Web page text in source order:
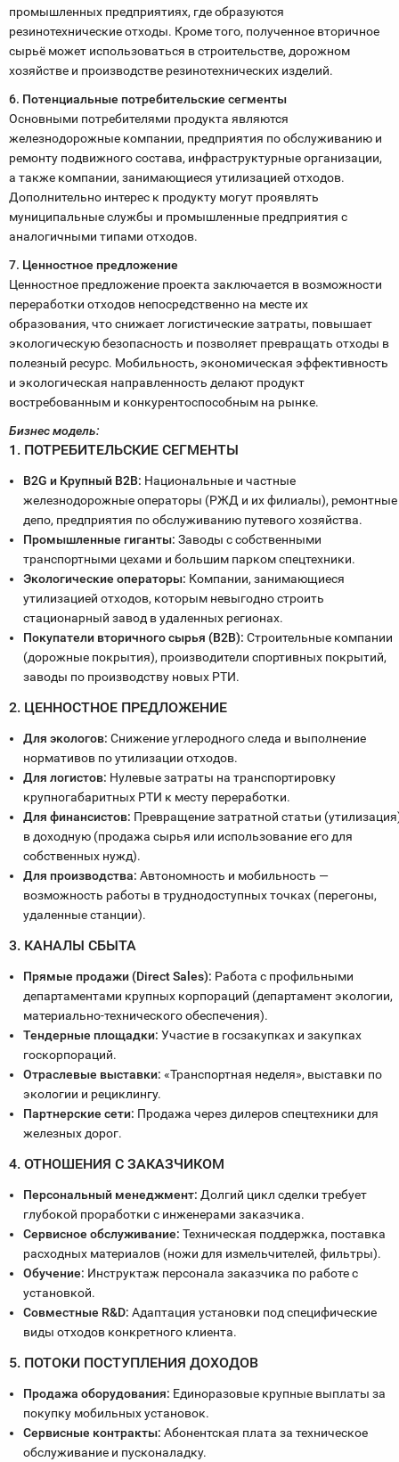
промышленных предприятиях, где образуются
резинотехнические отходы. Кроме того, полученное вторичное
сырьё может использоваться в строительстве, дорожном
хозяйстве и производстве резинотехнических изделий.
6. Потенциальные потребительские сегменты
Основными потребителями продукта являются
железнодорожные компании, предприятия по обслуживанию и
ремонту подвижного состава, инфраструктурные организации,
а также компании, занимающиеся утилизацией отходов.
Дополнительно интерес к продукту могут проявлять
муниципальные службы и промышленные предприятия с
аналогичными типами отходов.
7. Ценностное предложение
Ценностное предложение проекта заключается в возможности
переработки отходов непосредственно на месте их
образования, что снижает логистические затраты, повышает
экологическую безопасность и позволяет превращать отходы в
полезный ресурс. Мобильность, экономическая эффективность
и экологическая направленность делают продукт
востребованным и конкурентоспособным на рынке.
Бизнес модель:
1. ПОТРЕБИТЕЛЬСКИЕ СЕГМЕНТЫ
B2G и Крупный B2B: Национальные и частные
железнодорожные операторы (РЖД и их филиалы), ремонтные
депо, предприятия по обслуживанию путевого хозяйства.
Промышленные гиганты: Заводы с собственными
транспортными цехами и большим парком спецтехники.
Экологические операторы: Компании, занимающиеся
утилизацией отходов, которым невыгодно строить
стационарный завод в удаленных регионах.
Покупатели вторичного сырья (B2B): Строительные компании
(дорожные покрытия), производители спортивных покрытий,
заводы по производству новых РТИ.
2. ЦЕННОСТНОЕ ПРЕДЛОЖЕНИЕ
Для экологов: Снижение углеродного следа и выполнение
нормативов по утилизации отходов.
Для логистов: Нулевые затраты на транспортировку
крупногабаритных РТИ к месту переработки.
Для финансистов: Превращение затратной статьи
в доходную (продажа сырья или использование его для
собственных нужд).
Для производства: Автономность и мобильность —
возможность работы в труднодоступных точках (перегоны,
удаленные станции).
3. КАНАЛЫ СБЫТА
Прямые продажи (Direct Sales): Работа с профильными
департаментами крупных корпораций (департамент экологии,
материально-технического обеспечения).
Тендерные площадки: Участие в госзакупках и закупках
госкорпораций.
Отраслевые выставки: «Транспортная неделя», выставки по
экологии и рециклингу.
Партнерские сети: Продажа через дилеров спецтехники для
железных дорог.
4. ОТНОШЕНИЯ С ЗАКАЗЧИКОМ
Персональный менеджмент: Долгий цикл сделки требует
глубокой проработки с инженерами заказчика.
Сервисное обслуживание: Техническая поддержка, поставка
расходных материалов (ножи для измельчителей, фильтры).
Обучение: Инструктаж персонала заказчика по работе с
установкой.
Совместные R&D: Адаптация установки под специфические
виды отходов конкретного клиента.
5. ПОТОКИ ПОСТУПЛЕНИЯ ДОХОДОВ
Продажа оборудования: Единоразовые крупные выплаты за
покупку мобильных установок.
Сервисные контракты: Абонентская плата за техническое
обслуживание и пусконаладку.